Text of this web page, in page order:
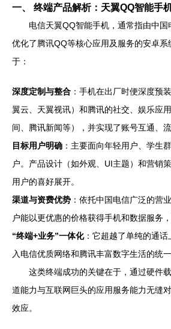
一、 终端产品解析：天翼QQ智能手
电信天翼QQ智能手机，通常指由中
优化了腾讯QQ等核心应用及服务的安卓
于：
深度定制与整合 ：手机在出厂时便深度预
翼云、天翼视讯）和腾讯的社交、娱乐应
间、腾讯新闻等），并实现了账号互通、
目标用户明确 ：主要面向年轻用户、学生
户。产品设计（如外观、UI主题）和营销
用户的喜好展开。
渠道与资费优势 ：依托中国电信广泛的营
户能以更优惠的价格获得手机和数据服务
“终端+业务”一体化：它超越了单纯的通
入电信优质网络和腾讯丰富数字生活的统一
这类终端成功的关键在于，通过硬件
道能力与互联网巨头的应用服务能力无缝
效应。